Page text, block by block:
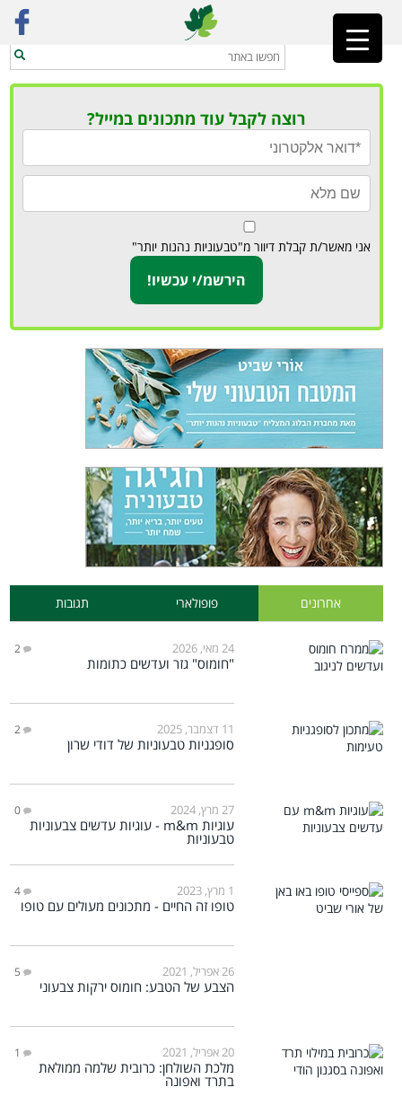
ראשי»ממרחים ועוד
רוצה לקבל עוד מתכונים במייל?
אני מאשר/ת קבלת דיוור מ"טבעוניות נהנות יותר"
אחרונים פופולארי תגובות
24 מאי, 2026 2
"חומוס" גזר ועדשים כתומות
11 דצמבר, 2025 2
סופגניות טבעוניות של דודי שרון
27 מרץ, 2024 0
עוגיות m&m - עוגיות עדשים צבעוניות
טבעוניות
1 מרץ, 2023 4
טופו זה החיים - מתכונים מעולים עם טופו
26 אפריל, 2021 5
הצבע של הטבע: חומוס ירקות צבעוני
20 אפריל, 2021 1
מלכת השולחן: כרובית שלמה ממולאת
בתרד ואפונה